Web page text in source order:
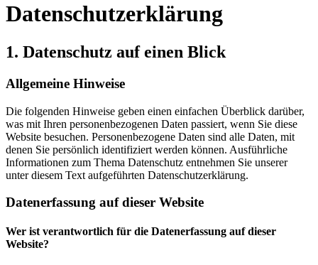
Datenschutzerklärung
1. Datenschutz auf einen Blick
Allgemeine Hinweise
Die folgenden Hinweise geben einen einfachen Überblick darüber,
was mit Ihren personenbezogenen Daten passiert, wenn Sie diese
Website besuchen. Personenbezogene Daten sind alle Daten, mit
denen Sie persönlich identifiziert werden können. Ausführliche
Informationen zum Thema Datenschutz entnehmen Sie unserer
unter diesem Text aufgeführten Datenschutzerklärung.
Datenerfassung auf dieser Website
Wer ist verantwortlich für die Datenerfassung auf dieser
Website?